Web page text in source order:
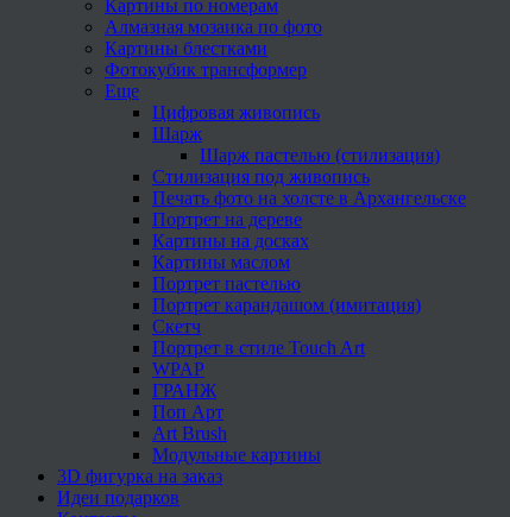
Картины по номерам
Алмазная мозаика по фото
Картины блестками
Фотокубик трансформер
Еще
Цифровая живопись
Шарж
Шарж пастелью (стилизация)
Стилизация под живопись
Печать фото на холсте в Архангельске
Портрет на дереве
Картины на досках
Картины маслом
Портрет пастелью
Портрет карандашом (имитация)
Скетч
Портрет в стиле Touch Art
WPAP
ГРАНЖ
Поп Арт
Art Brush
Модульные картины
3D фигурка на заказ
Идеи подарков